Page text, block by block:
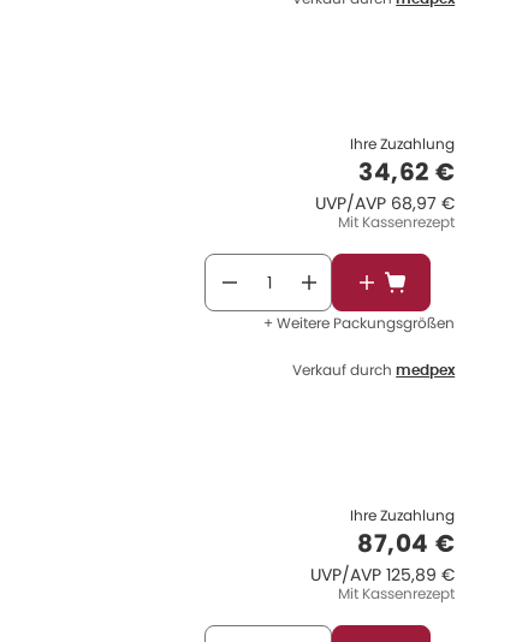
Ihre Zuzahlung
34,62 €
UVP/AVP UVP/AVP
68,97 €
Mit Kassenrezept
In den
+ Weitere Packungsgrößen
Verkauf durch medpex
Ihre Zuzahlung
87,04 €
UVP/AVP UVP/AVP
125,89 €
Mit Kassenrezept